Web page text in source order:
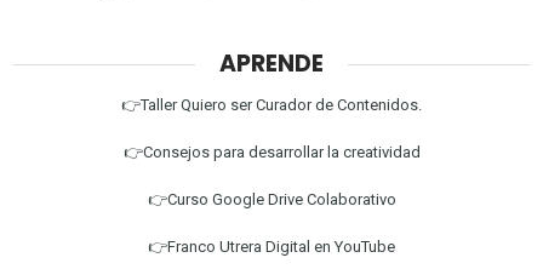
APRENDE
👉Taller Quiero ser Curador de Contenidos.
👉Consejos para desarrollar la creatividad
👉Curso Google Drive Colaborativo
👉Franco Utrera Digital en YouTube